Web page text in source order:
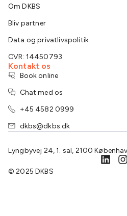
Om DKBS
Bliv partner
Data og privatlivspolitik
CVR: 14450793
Kontakt os
Book online
Chat med os
+45 4582 0999
dkbs@dkbs.dk
Lyngbyvej 24, 1. sal, 2100
© 2025 DKBS